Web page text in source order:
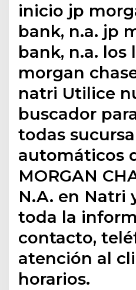
inicio jp
bank, n.a. jp
bank, n.a. los
morgan
natri Utilice
buscador
todas
automáticos
MORGAN
N.A. en Natri
toda la
contacto,
atención al
horarios.